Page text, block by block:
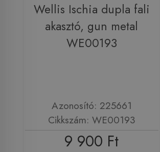
Wellis Ischia dupla fali
akasztó, gun metal
WE00193
Azonosító: 225661
Cikkszám: WE00193
9 900 Ft